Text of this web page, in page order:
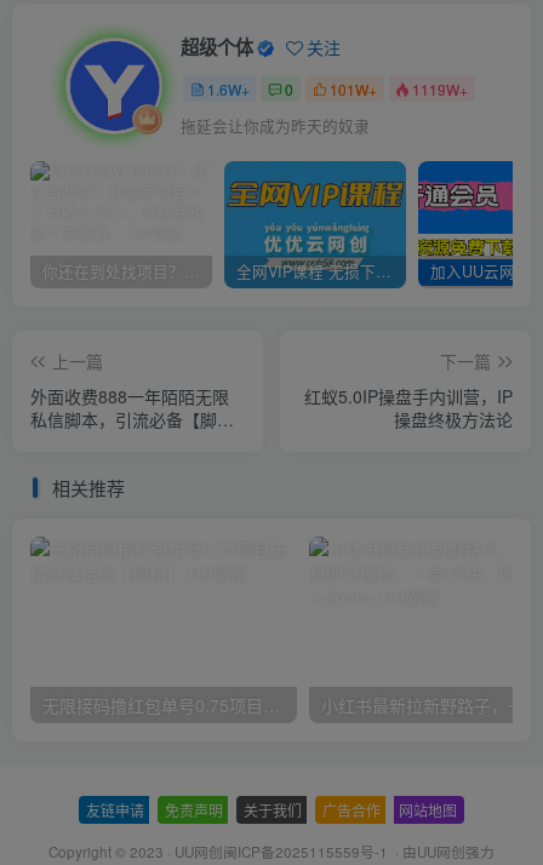
超级个体 关注
1.6W+ 0 101W+ 1119W+
拖延会让你成为昨天的奴隶
你还在到处找项目？还在当韭菜？我靠卖项目一个月收入5万+，曾经我也是个失败者。 全网VIP课程 无损下载~
上一篇
外面收费888一年陌陌无限
私信脚本，引流必备【脚本
下一篇
红蚁5.0IP操盘手内训营，IP
操盘终极方法论
相关推荐
无限接码撸红包单号0.75项目无偿分享给你【揭秘】
友链申请 免责声明 关于我们 广告合作 网站地图
Copyright © 2023 · UU网创闽ICP备2025115559号-1 · 由UU网创强力